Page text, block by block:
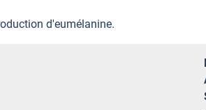
d'eumélanine.